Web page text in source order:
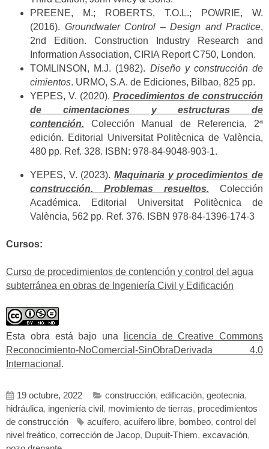
PREENE, M.; ROBERTS, T.O.L.; POWRIE, W.
(2016). Groundwater Control – Design and Practice,
2nd Edition. Construction Industry Research and
Information Association, CIRIA Report C750, London.
TOMLINSON, M.J. (1982). Diseño y construcción de
cimientos. URMO, S.A. de Ediciones, Bilbao, 825 pp.
YEPES, V. (2020). Procedimientos de construcción
de cimentaciones y estructuras de
contención. Colección Manual de Referencia, 2ª
edición. Editorial Universitat Politècnica de València,
480 pp. Ref. 328. ISBN: 978-84-9048-903-1.
YEPES, V. (2023). Maquinaria y procedimientos de
construcción. Problemas resueltos. Colección
Académica. Editorial Universitat Politècnica de
València, 562 pp. Ref. 376. ISBN 978-84-1396-174-3
Cursos:
Curso de procedimientos de contención y control del agua
subterránea en obras de Ingeniería Civil y Edificación
Esta obra está bajo una
licencia de Creative Commons
Reconocimiento-NoComercial-SinObraDerivada 4.0
Internacional .
19 octubre, 2022 construcción, edificación, geotecnia,
hidráulica, ingeniería civil , movimiento de tierras, procedimientos
de construcción
acuífero, acuífero libre, bombeo, control del
nivel freático, corrección de Jacop, Dupuit-Thiem, excavación,